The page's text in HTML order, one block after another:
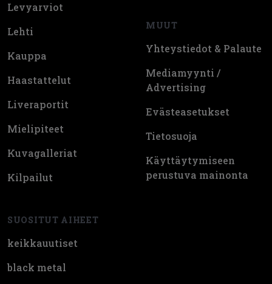
Levyarviot
Lehti
Kauppa
Haastattelut
Liveraportit
Mielipiteet
Kuvagalleriat
Kilpailut
SUOSITUT AIHEET
keikkauutiset
black metal
MUUT
Yhteystiedot & Palaute
Mediamyynti /
Advertising
Evästeasetukset
Tietosuoja
Käyttäytymiseen
perustuva mainonta